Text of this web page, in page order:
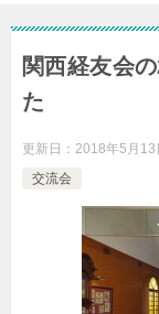
関西経友会
た
更新日： 2018年5月13
交流会